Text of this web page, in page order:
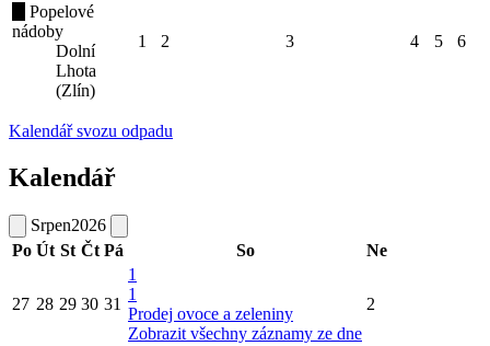
Popelové
nádoby
Dolní
Lhota
(Zlín)
1 2 3 4 5 6
Kalendář svozu odpadu
Kalendář
Srpen2026
Po Út St Čt Pá So Ne
27 28 29 30 31
1
1
Prodej ovoce a zeleniny
Zobrazit všechny záznamy ze dne
2